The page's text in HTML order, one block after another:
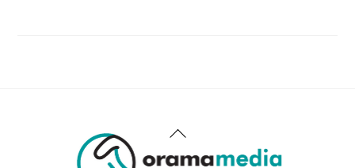
Back
To